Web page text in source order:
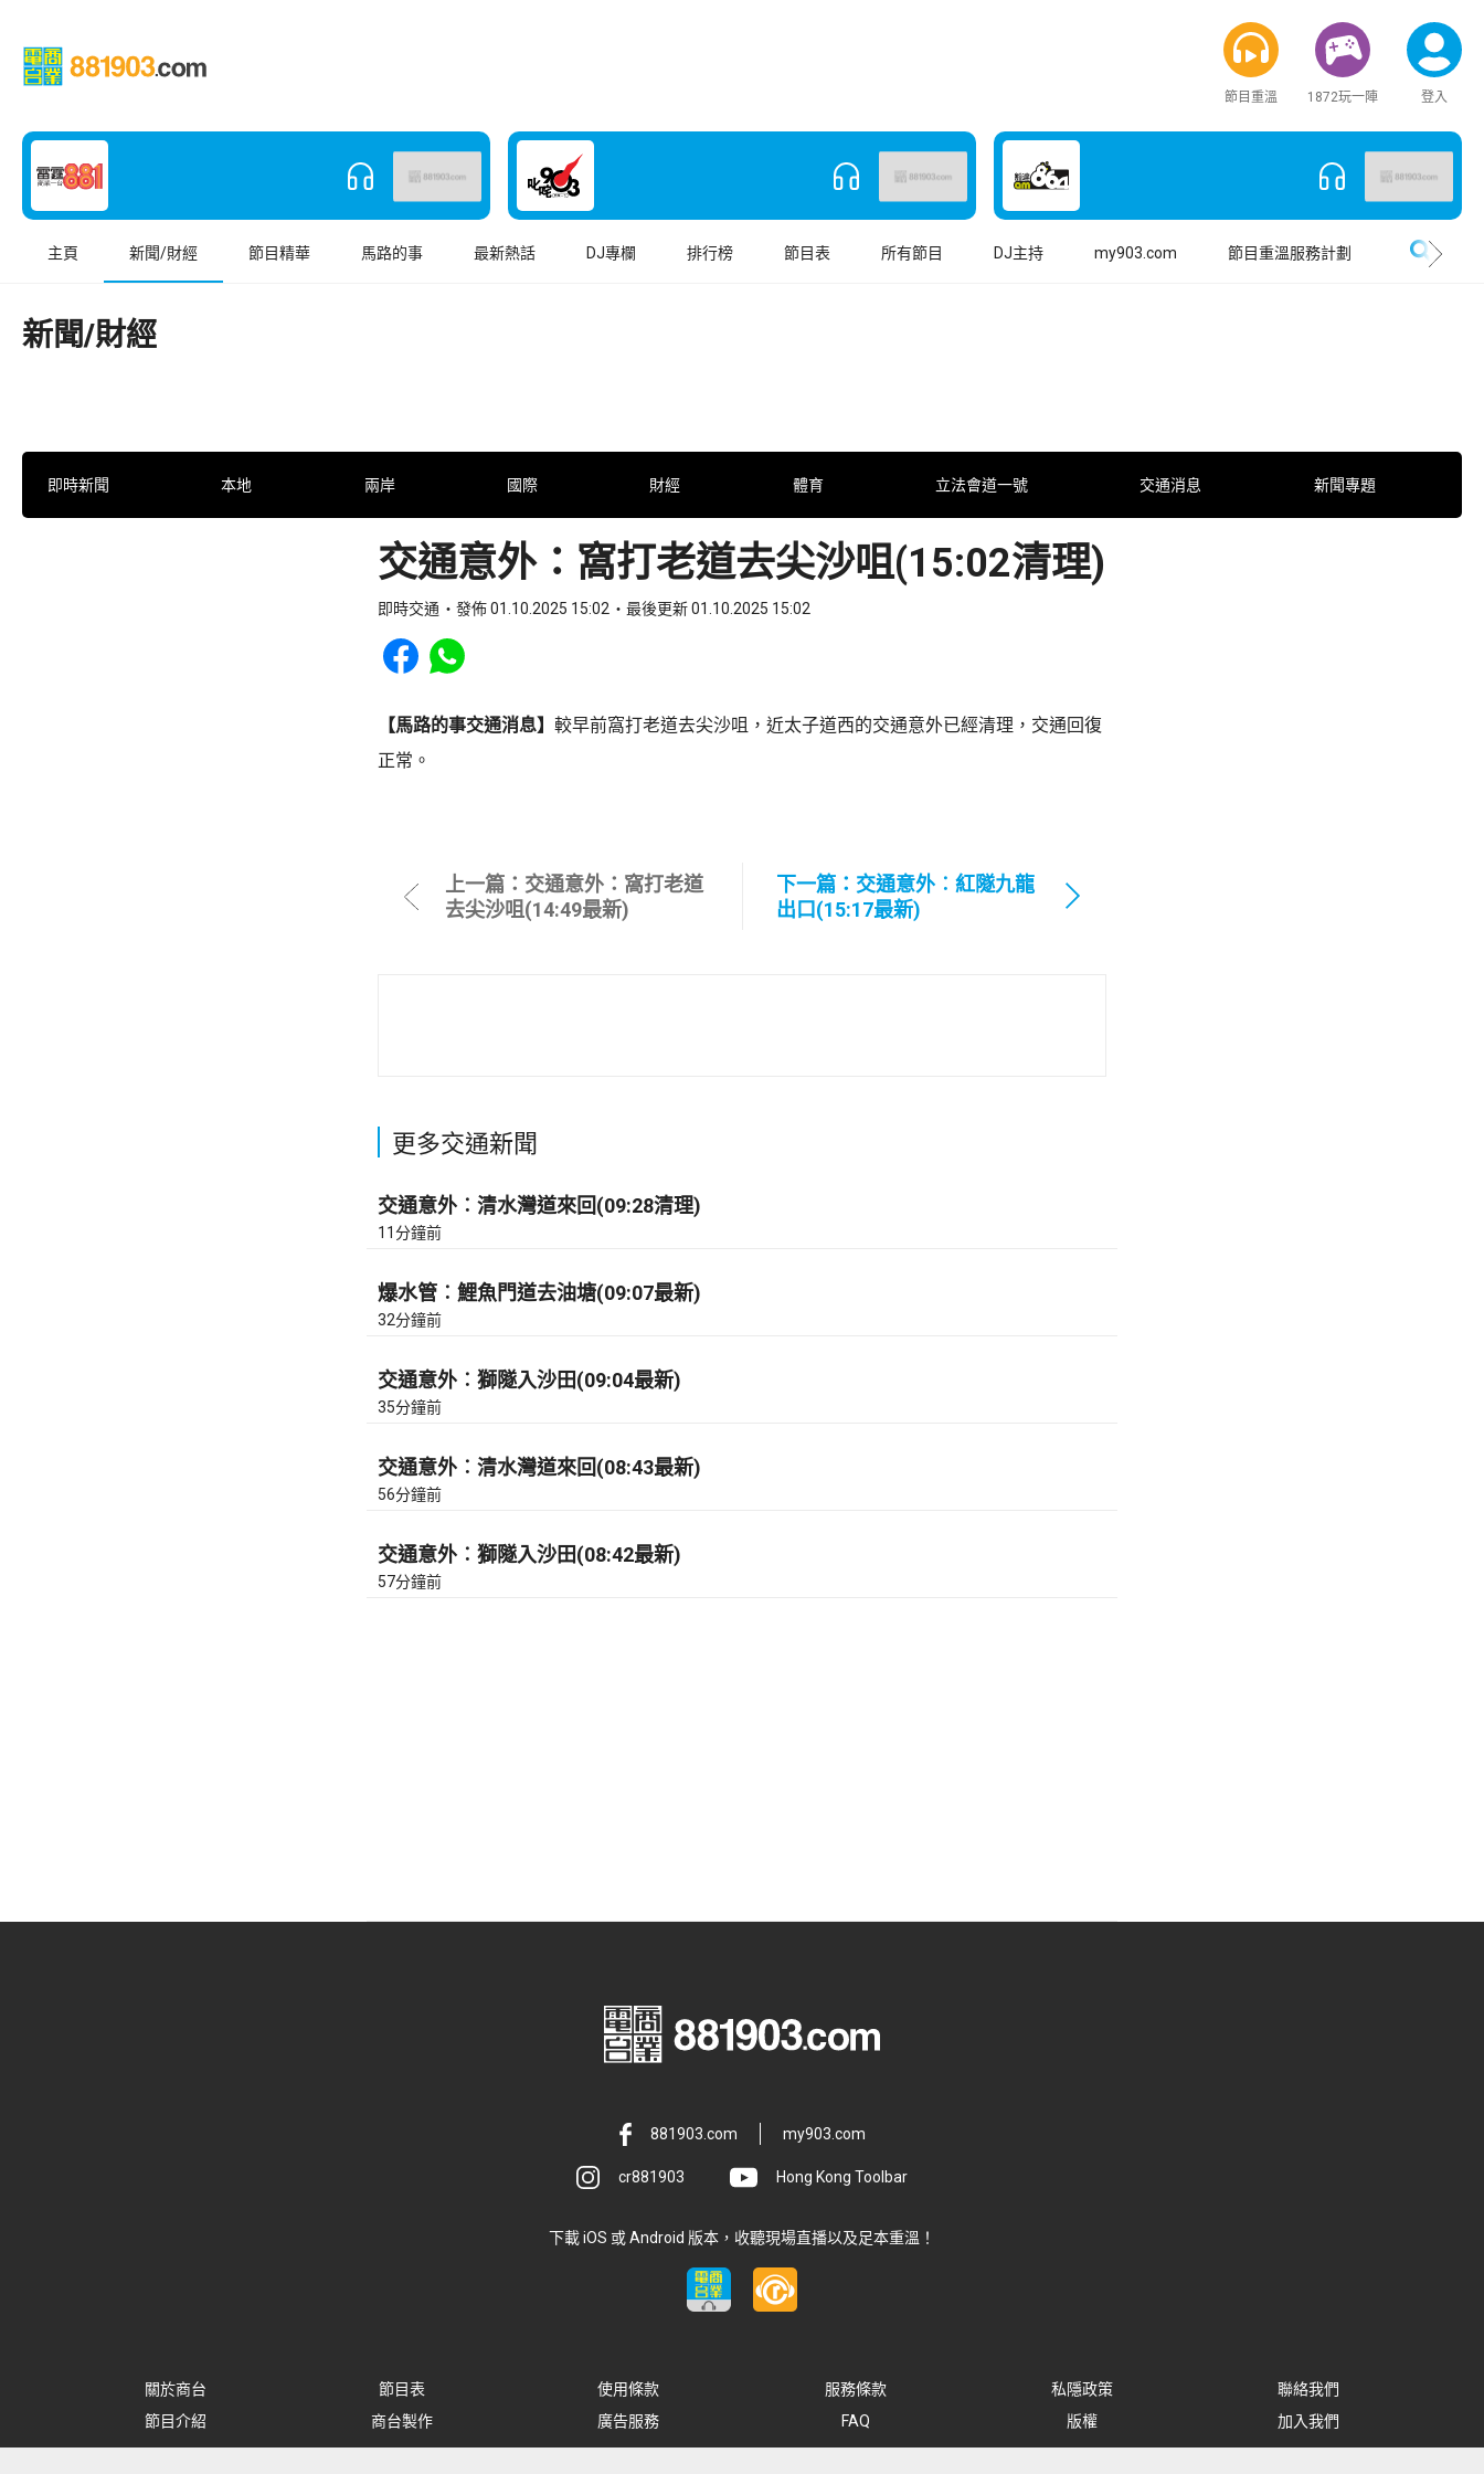
節目重溫 1872玩一陣 登入
主頁 新聞/財經 節目精華 馬路的事 最新熱話 DJ專欄 排行榜 節目表 所有節目 DJ主持 my903.com 節目重溫服務計劃
新聞/財經
即時新聞 本地 兩岸 國際 財經 體育 立法會道一號 交通消息 新聞專題
交通意外：窩打老道去尖沙咀(15:02清理)
即時交通 發佈 01.10.2025 15:02 最後更新 01.10.2025 15:02
Share to Facebook
Share to WhatsApp
【馬路的事交通消息】 較早前窩打老道去尖沙咀，近太子道西的交通意外已經清理，交通回復
正常。
上一篇：交通意外：窩打老道
去尖沙咀(14:49最新)
下一篇：交通意外︰紅隧九龍
出口(15:17最新)
更多交通新聞
交通意外︰清水灣道來回(09:28清理)
11分鐘前
爆水管︰鯉魚門道去油塘(09:07最新)
32分鐘前
交通意外︰獅隧入沙田(09:04最新)
35分鐘前
交通意外︰清水灣道來回(08:43最新)
56分鐘前
交通意外︰獅隧入沙田(08:42最新)
57分鐘前
881903.com my903.com
cr881903 Hong Kong Toolbar
下載 iOS 或 Android 版本，收聽現場直播以及足本重溫！
關於商台 節目表 使用條款 服務條款 私隱政策
聯絡我們
節目介紹
商台製作 廣告服務 FAQ 版權 加入我們